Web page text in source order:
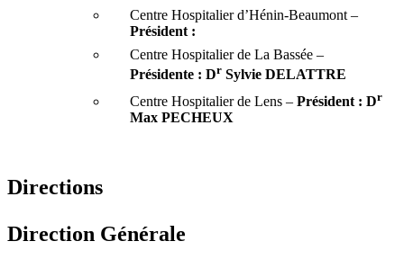
Centre Hospitalier d’Hénin-Beaumont –
Président :
Centre Hospitalier de La Bassée –
Présidente : Dr Sylvie DELATTRE
Centre Hospitalier de Lens – Président : Dr
Max PECHEUX
Directions
Direction Générale